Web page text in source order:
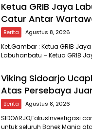
Ketua GRIB Jaya
Catur Antar
Berita Agustus 8, 2026
Ket.Gambar : Ketua GRIB
Labuhanbatu – Ketua GRIB
Viking Sidoarjo
Atas Persebaya
Berita Agustus 8, 2026
untuk seluruh Bonek Mania